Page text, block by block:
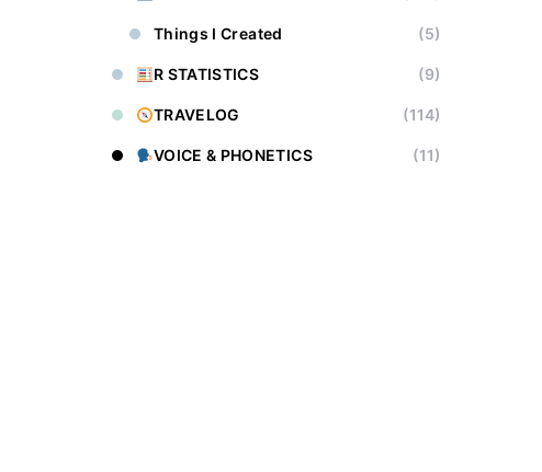
Things I Created (5)
R STATISTICS (9)
TRAVELOG (114)
VOICE & PHONETICS (11)